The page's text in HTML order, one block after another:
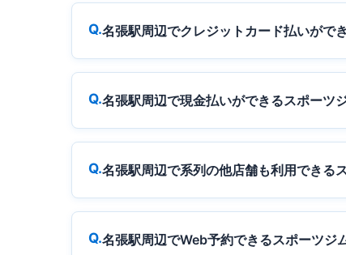
名張駅周辺でクレジットカード払いがで
名張駅周辺で現金払いができるスポーツ
名張駅周辺で系列の他店舗も利用できる
名張駅周辺でWeb予約できるスポーツジ